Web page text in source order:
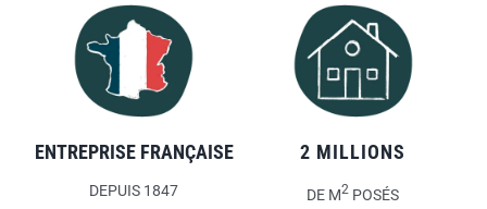
ENTREPRISE FRANÇAISE
DEPUIS 1847
2 MILLIONS
DE M2 POSÉS